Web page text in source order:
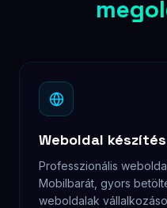
Weboldal készítés
Professzionális
Mobilbarát, gyors
weboldalak